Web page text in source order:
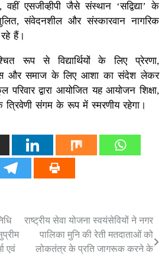
एसजीव्हीपी जैसे संस्थान ‘सद्विद्या’ के
संवेदनशील और संस्कारवान नागरिक
हैं।
रूप से विद्यार्थियों के लिए प्रेरणा,
और समाज के लिए आशा का संदेश लेकर
द्वारा आयोजित यह आयोजन शिक्षा,
संगम के रूप में स्मरणीय रहेगा।
एवं
राष्ट्रीय सेवा योजना स्वयंसेवियों ने नगर
पालिका मुनि की रेती मतदाताओं को
लोकतंत्र के प्रति जागरूक करने के